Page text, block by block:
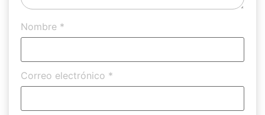
Nombre *
Correo electrónico *